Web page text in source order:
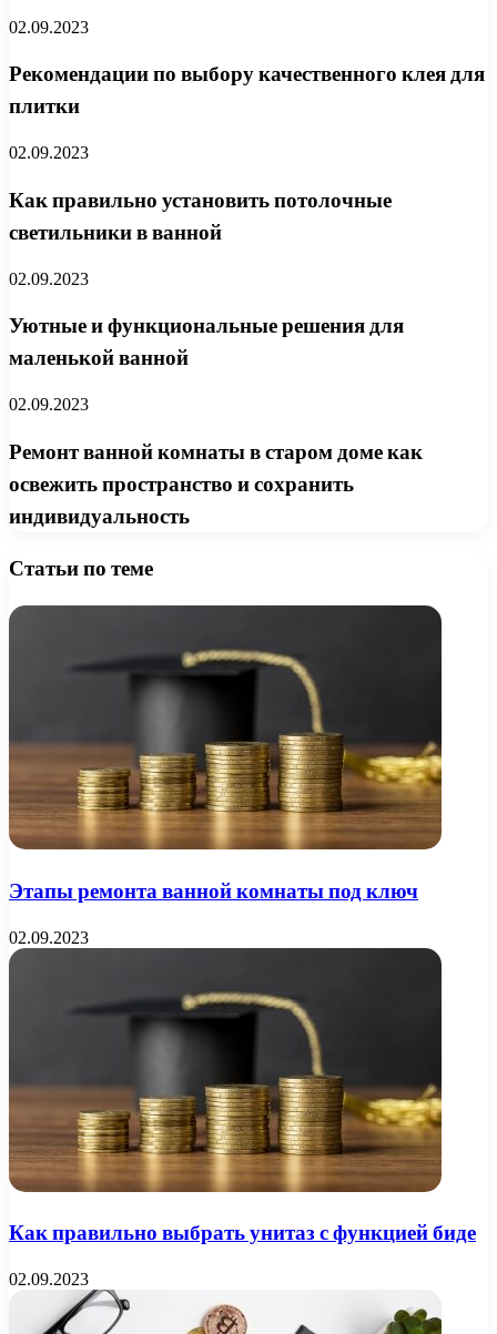
02.09.2023
Рекомендации по выбору качественного клея для
плитки
02.09.2023
Как правильно установить потолочные
светильники в ванной
02.09.2023
Уютные и функциональные решения для
маленькой ванной
02.09.2023
Ремонт ванной комнаты в старом доме как
освежить пространство и сохранить
индивидуальность
Статьи по теме
Этапы ремонта ванной комнаты под ключ
02.09.2023
Как правильно выбрать унитаз с функцией биде
02.09.2023